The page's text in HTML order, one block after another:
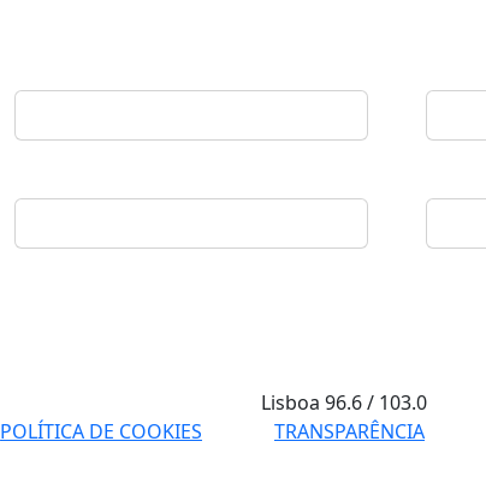
Lisboa96.6 / 103.0
POLÍTICA DE COOKIES TRANSPARÊNCIA